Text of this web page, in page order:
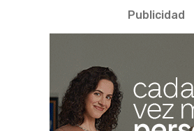
Publicidad